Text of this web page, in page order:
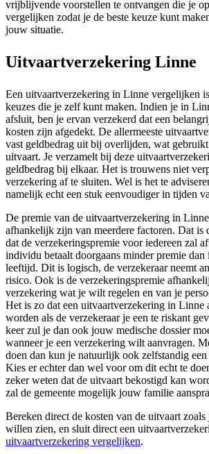
vrijblijvende voorstellen te ontvangen die je
vergelijken zodat je de beste keuze kunt
jouw situatie.
Uitvaartverzekering Linne
Een uitvaartverzekering in Linne vergelijken
keuzes die je zelf kunt maken. Indien je in
afsluit, ben je ervan verzekerd dat een
kosten zijn afgedekt. De allermeeste
vast geldbedrag uit bij overlijden, wat
uitvaart. Je verzamelt bij deze
geldbedrag bij elkaar. Het is trouwens niet
verzekering af te sluiten. Wel is het te
namelijk echt een stuk eenvoudiger in tijden
De premie van de uitvaartverzekering in
afhankelijk zijn van meerdere factoren. Dat is
dat de verzekeringspremie voor iedereen zal
individu betaalt doorgaans minder premie dan
leeftijd. Dit is logisch, de verzekeraar neemt
risico. Ook is de verzekeringspremie
verzekering wat je wilt regelen en van je
Het is zo dat een uitvaartverzekering in Linne
worden als de verzekeraar je een te riskant
keer zul je dan ook jouw medische dossier
wanneer je een verzekering wilt aanvragen.
doen dan kun je natuurlijk ook zelfstandig
Kies er echter dan wel voor om dit echt te
zeker weten dat de uitvaart bekostigd kan
zal de gemeente mogelijk jouw familie
Bereken direct de kosten van de uitvaart
willen zien, en sluit direct een
uitvaartverzekering vergelijken.